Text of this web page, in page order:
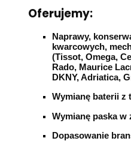
Oferujemy:
Naprawy,
kwarcowych,
(Tissot, Omega,
Rado, Maurice
DKNY, Adriatica,
Wymianę baterii z
Wymianę paska w
Dopasowanie